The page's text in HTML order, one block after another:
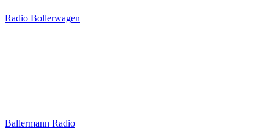
Radio Bollerwagen
Ballermann Radio